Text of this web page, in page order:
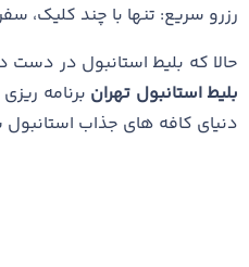
رزرو سریع: تنها با چند کلیک،
حالا که بلیط استانبول در دست
بلیط استانبول تهران برنامه
دنیای کافه ‌های جذاب